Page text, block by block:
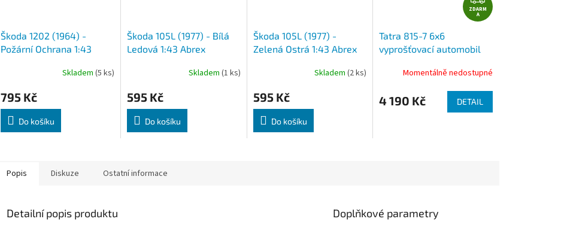
Škoda 1202 (1964) -
Požární Ochrana 1:43
Skladem (5 ks)
795 Kč
Do košíku
Škoda 105L (1977) - Bílá
Ledová 1:43 Abrex
produktu
je
5,0
z
Skladem (1 ks)
595 Kč
Do košíku
Škoda 105L (1977) -
Zelená Ostrá 1:43 Abrex
produktu
je
5,0
z
Skladem(2 ks)
595 Kč
Do košíku
D
A
ZDARM
A
Tatra 815-7 6x6
vyprošťovací automobil
Momentálně nedostupné
4 190 Kč DETAIL
Popis Diskuze Ostatní informace
Detailní popis produktu Doplňkové parametry